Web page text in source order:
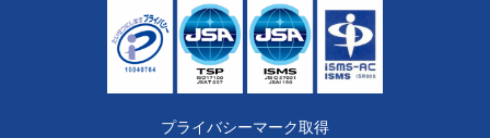
プライバシーマーク取得